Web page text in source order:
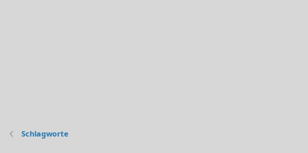
Schlagworte